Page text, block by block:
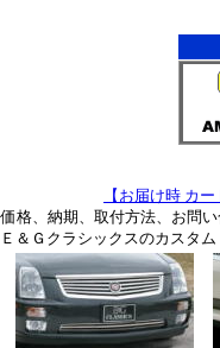
【お届け時 カ
価格、納期、取付方法、お問
Ｅ＆Ｇクラシックスのカスタ